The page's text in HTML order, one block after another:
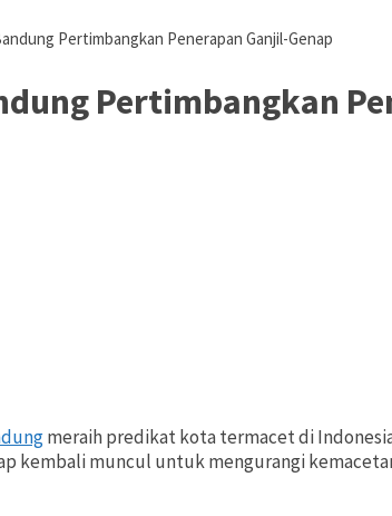
Pertimbangkan Penerapan Ganjil-Genap
Pertimbangkan
meraih predikat kota termacet di
kembali muncul untuk mengurangi